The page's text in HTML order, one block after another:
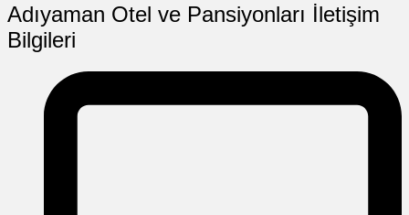
Adıyaman Otel ve Pansiyonları İletişim
Bilgileri